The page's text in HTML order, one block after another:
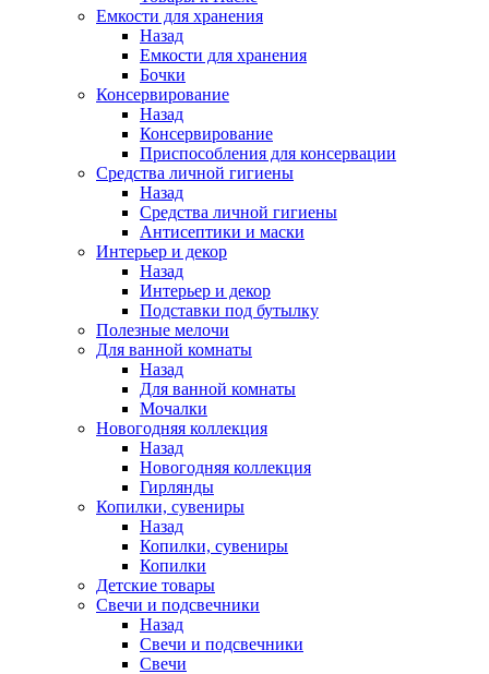
Емкости для хранения
Назад
Емкости для хранения
Бочки
Консервирование
Назад
Консервирование
Приспособления для консервации
Средства личной гигиены
Назад
Средства личной гигиены
Антисептики и маски
Интерьер и декор
Назад
Интерьер и декор
Подставки под бутылку
Полезные мелочи
Для ванной комнаты
Назад
Для ванной комнаты
Мочалки
Новогодняя коллекция
Назад
Новогодняя коллекция
Гирлянды
Копилки, сувениры
Назад
Копилки, сувениры
Копилки
Детские товары
Свечи и подсвечники
Назад
Свечи и подсвечники
Свечи